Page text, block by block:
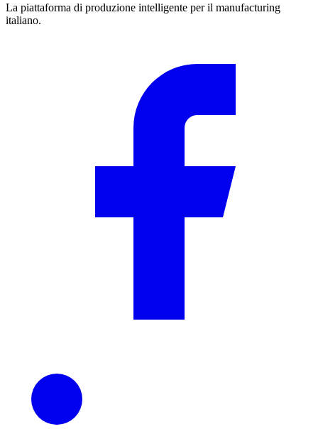
La piattaforma di produzione intelligente per il manufacturing
italiano.